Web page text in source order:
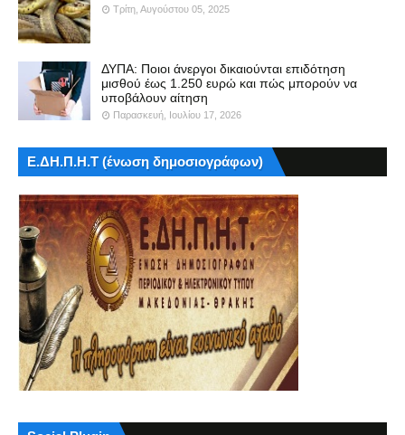
Τρίτη, Αυγούστου 05, 2025
ΔΥΠΑ: Ποιοι άνεργοι δικαιούνται επιδότηση
μισθού έως 1.250 ευρώ και πώς μπορούν να
υποβάλουν αίτηση
Παρασκευή, Ιουλίου 17, 2026
Ε.ΔΗ.Π.Η.Τ (ένωση δημοσιογράφων)